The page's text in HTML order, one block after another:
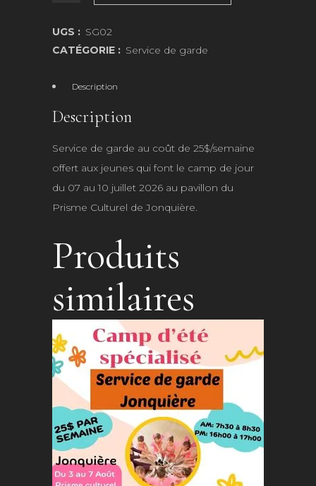
Service
du
06
au
10
2026
UGS : SG02
CATÉGORIE : Service de garde
Description
Description
Service de garde au coût de 25$/semaine
offert aux jeunes qui font le camp de jour
du 07 au 10 juillet 2026 au pavillon du
Prisme Culturel de Jonquière.
Produits
similaires